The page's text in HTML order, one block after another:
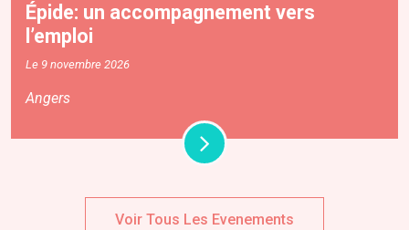
Épide: un accompagnement vers
l’emploi
Le 9 novembre 2026
Angers
Voir Tous Les Evenements